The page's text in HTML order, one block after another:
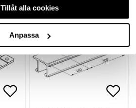
Tillåt alla cookies
Anpassa